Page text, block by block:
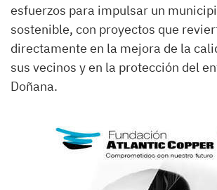
esfuerzos para impulsar un
sostenible, con proyectos que
directamente en la mejora de la
sus vecinos y en la protección del
Doñana.